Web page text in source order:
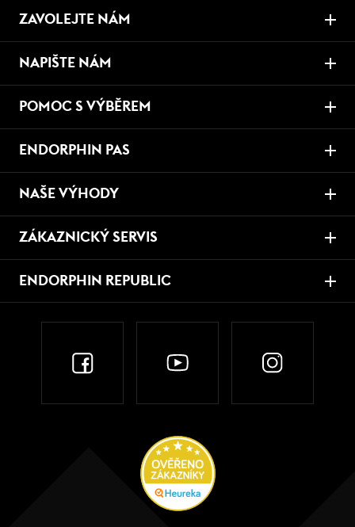
ZAVOLEJTE NÁM
NAPIŠTE NÁM
POMOC S VÝBĚREM
ENDORPHIN PAS
NAŠE VÝHODY
ZÁKAZNICKÝ SERVIS
ENDORPHIN REPUBLIC